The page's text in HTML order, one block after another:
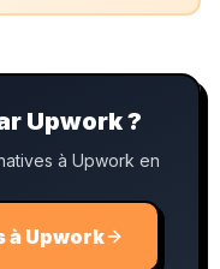
Upwork ?
à Upwork en
à Upwork